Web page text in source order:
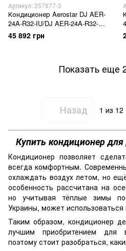
Артикул: 257877-3
Кондиционер Aerostar DJ AER-
24A-R32-IU/DJ AER-24A-R32-
OU
45 892 грн
Показать еще
Назад 1 из 12
Купить кондиционер
Кондиционер позволяет
всегда комфортным.
охлаждать воздух летом, но
особенность рассчитана на
но учитывая тёплые зимы
Украины, может использоваться
Таким образом, кондиционер
лучшим приобритением для
поэтому стоит разобраться,